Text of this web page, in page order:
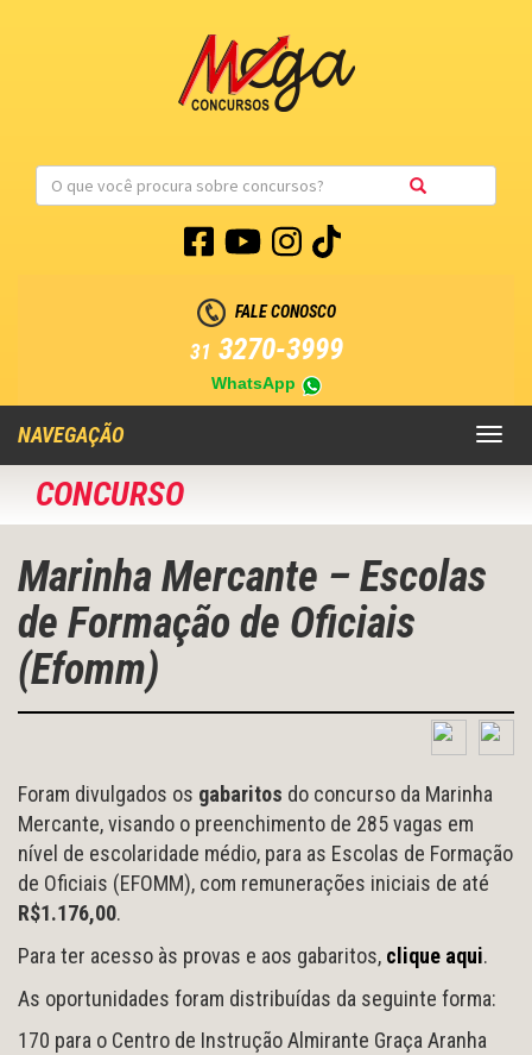
FALE CONOSCO
31 3270-3999
WhatsApp
Toggle
NAVEGAÇÃO
CONCURSO
Marinha Mercante – Escolas
de Formação de Oficiais
(Efomm)
Foram divulgados os gabaritos do concurso da Marinha
Mercante, visando o preenchimento de 285 vagas em
nível de escolaridade médio, para as Escolas de Formação
de Oficiais (EFOMM), com remunerações iniciais de até
R$1.176,00.
Para ter acesso às provas e aos gabaritos, clique aqui.
As oportunidades foram distribuídas da seguinte forma:
170 para o Centro de Instrução Almirante Graça Aranha